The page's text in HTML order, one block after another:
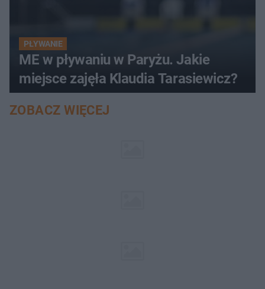
PŁYWANIE
ME w pływaniu w Paryżu. Jakie
miejsce zajęła Klaudia Tarasiewicz?
ZOBACZ WIĘCEJ